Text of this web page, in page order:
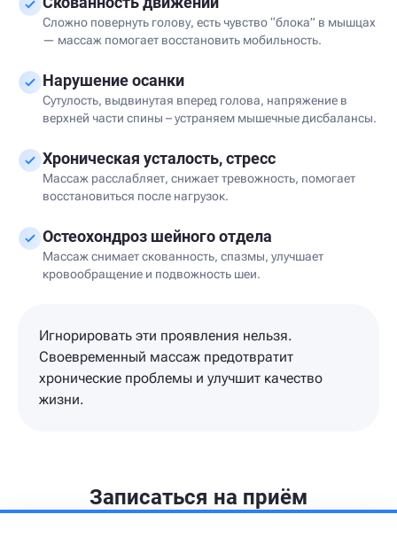
Сложно повернуть голову, есть чувство “блока” в мышцах
— массаж помогает восстановить мобильность.
Нарушение осанки
Сутулость, выдвинутая вперед голова, напряжение в
верхней части спины – устраняем мышечные дисбалансы.
Хроническая усталость, стресс
Массаж расслабляет, снижает тревожность, помогает
восстановиться после нагрузок.
Остеохондроз шейного отдела
Массаж снимает скованность, спазмы, улучшает
кровообращение и подвожность шеи.
Игнорировать эти проявления нельзя.
Своевременный массаж предотвратит
хронические проблемы и улучшит качество
жизни.
Записаться на приём